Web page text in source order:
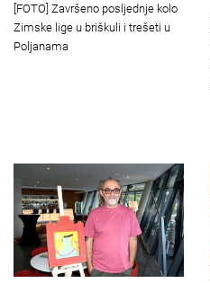
[FOTO] Završeno posljednje kolo
Zimske lige u briškuli i trešeti u
Poljanama